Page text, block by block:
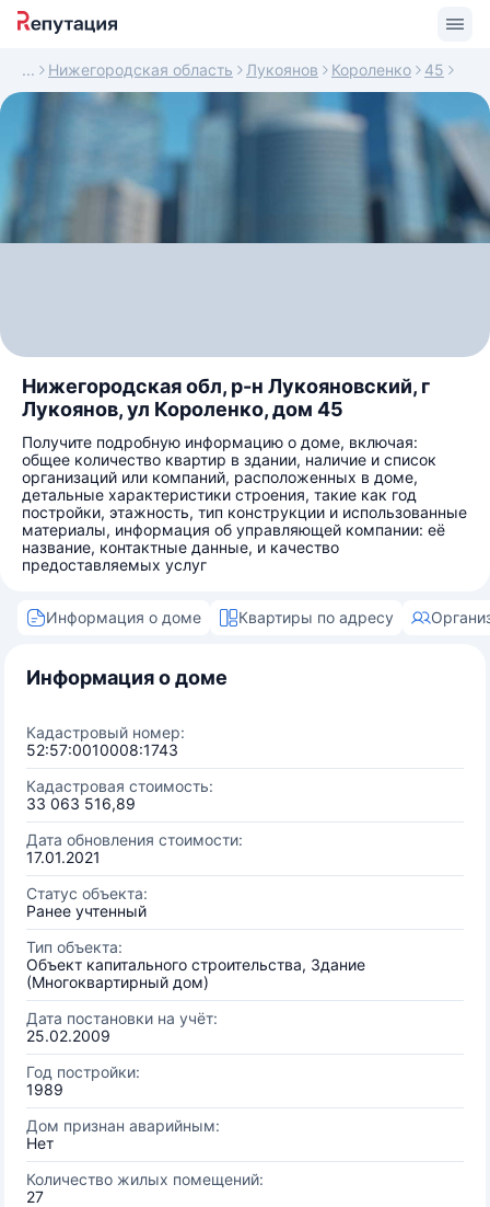
Нижегородская область Лукоянов Короленко 45
Нижегородская обл, р-н Лукояновский, г
Лукоянов, ул Короленко, дом 45
Получите подробную информацию о доме, включая:
общее количество квартир в здании, наличие и список
организаций или компаний, расположенных в доме,
детальные характеристики строения, такие как год
постройки, этажность, тип конструкции и использованные
материалы, информация об управляющей компании: её
название, контактные данные, и качество
предоставляемых услуг
Информация о доме Квартиры по адресу
Информация о доме
Кадастровый номер:
52:57:0010008:1743
Кадастровая стоимость:
33 063 516,89
Дата обновления стоимости:
17.01.2021
Статус объекта:
Ранее учтенный
Тип объекта:
Объект капитального строительства, Здание
(Многоквартирный дом)
Дата постановки на учёт:
25.02.2009
Год постройки:
1989
Дом признан аварийным:
Нет
Количество жилых помещений:
27